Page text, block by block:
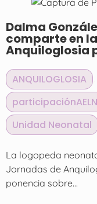
Dalma
comparte en
Anquiloglosia
ANQUILOGLOSIA
Unidad Neonatal
La logopeda
Jornadas de
ponencia sobre...